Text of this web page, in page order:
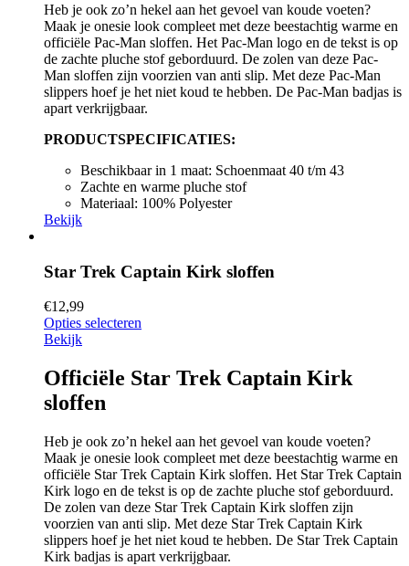
Heb je ook zo’n hekel aan het gevoel van koude voeten?
Maak je onesie look compleet met deze beestachtig warme en
officiële Pac-Man sloffen. Het Pac-Man logo en de tekst is op
de zachte pluche stof geborduurd. De zolen van deze Pac-
Man sloffen zijn voorzien van anti slip. Met deze Pac-Man
slippers hoef je het niet koud te hebben. De Pac-Man badjas is
apart verkrijgbaar.
PRODUCTSPECIFICATIES:
Beschikbaar in 1 maat: Schoenmaat 40 t/m 43
Zachte en warme pluche stof
Materiaal: 100% Polyester
Bekijk
Star Trek Captain Kirk sloffen
€12,99
Opties selecteren
Bekijk
Officiële Star Trek Captain Kirk
sloffen
Heb je ook zo’n hekel aan het gevoel van koude voeten?
Maak je onesie look compleet met deze beestachtig warme en
officiële Star Trek Captain Kirk sloffen. Het Star Trek Captain
Kirk logo en de tekst is op de zachte pluche stof geborduurd.
De zolen van deze Star Trek Captain Kirk sloffen zijn
voorzien van anti slip. Met deze Star Trek Captain Kirk
slippers hoef je het niet koud te hebben. De Star Trek Captain
Kirk badjas is apart verkrijgbaar.